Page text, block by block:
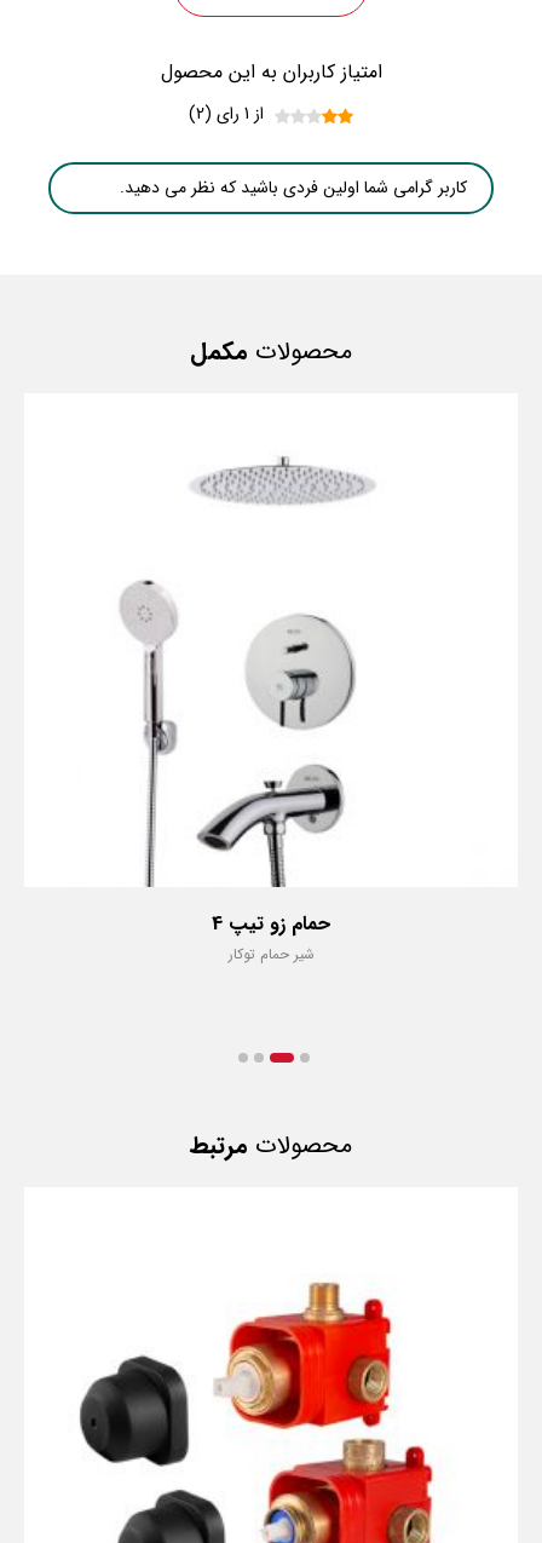
امتیاز کاربران به این محصول
از 1 رای (2)
کاربر گرامی شما اولین فردی باشید که نظر می دهید.
محصولات مکمل
حمام زو تیپ 4
شیر حمام توکار
محصولات مرتبط